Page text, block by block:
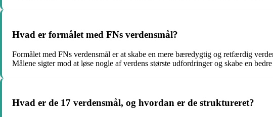
Hvad er formålet med FNs verdensmål?
Formålet med FNs verdensmål er at skabe en mere bæredygtig og retfærdig
Målene sigter mod at løse nogle af verdens største udfordringer og skabe en
Hvad er de 17 verdensmål, og hvordan er de struktureret?